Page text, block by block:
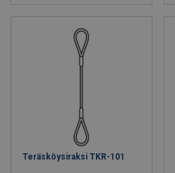
Teräsköysiraksi TKR-101